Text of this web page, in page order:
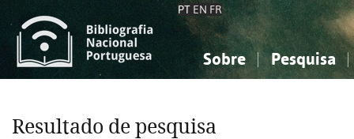
PT EN FR
Sobre Pesquisa
Ciências sociais...
Ciências sociais...
Resultado de pesquisa